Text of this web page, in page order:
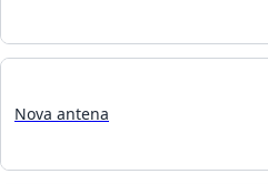
Nova antena